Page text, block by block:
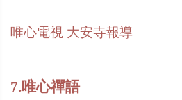
唯心電視 大安寺報導
7.唯心禪語